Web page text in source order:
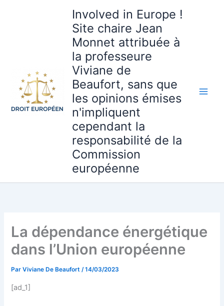
Involved in Europe !
Site chaire Jean
Monnet attribuée à
la professeure
Viviane de
Beaufort, sans que
les opinions émises
n'impliquent
cependant la
responsabilité de la
Commission
européenne
La dépendance énergétique
dans l’Union européenne
ParViviane De Beaufort/14/03/2023
[ad_1]